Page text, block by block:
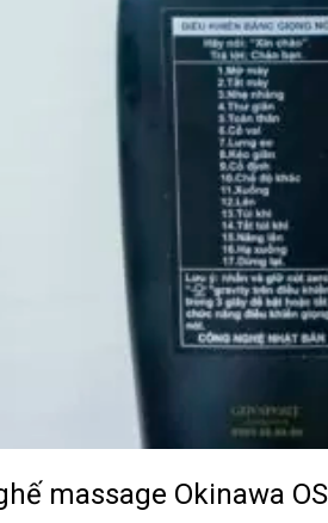
massage Okinawa OS